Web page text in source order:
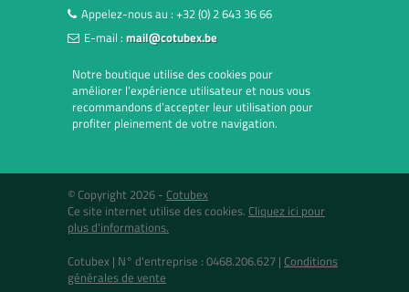
Appelez-nous au : +32 (0) 2 643 36 66
E-mail : mail@cotubex.be
Notre boutique utilise des cookies pour
améliorer l’expérience utilisateur et nous vous
recommandons d’accepter leur utilisation pour
profiter pleinement de votre navigation.
© Copyright 2026 - Cotubex
Ce site internet utilise des cookies. Cliquez ici pour
plus d'informations.
Cotubex | N° d'entreprise : 0468.206.627 | Conditions
générales de vente